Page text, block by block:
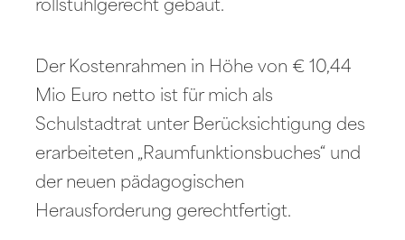
rollstuhlgerecht gebaut.
Der Kostenrahmen in Höhe von € 10,44
Mio Euro netto ist für mich als
Schulstadtrat unter Berücksichtigung des
erarbeiteten „Raumfunktionsbuches“ und
der neuen pädagogischen
Herausforderung gerechtfertigt.